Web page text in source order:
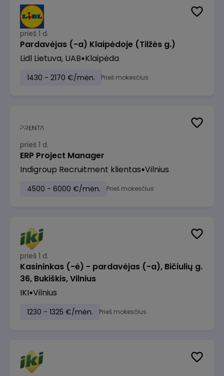
prieš 1 d.
Pardavėjas (-a) Klaipėdoje (Tilžės g.)
Lidl Lietuva, UAB Klaipėda
1430 - 2170 €/mėn. Prieš mokesčius
prieš 1 d.
ERP Project Manager
Indigroup Recruitment klientas Vilnius
4500 - 6000 €/mėn. Prieš mokesčius
prieš 1 d.
Kasininkas (-ė) - pardavėjas (-a), Bičiulių g.
36, Bukiškis, Vilnius
IKI Vilnius
1230 - 1325 €/mėn. Prieš mokesčius